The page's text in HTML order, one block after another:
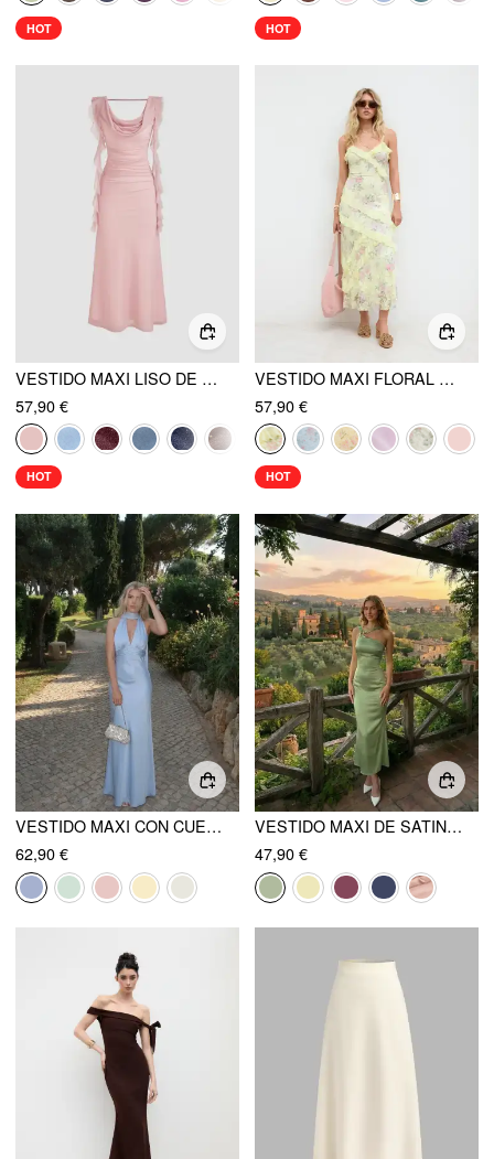
HOT HOT
VESTIDO MAXI LISO DE CUELLO DRAPEADO CON VOLANTE Y FRUNCIDO
57,90 €
HOT
VESTIDO MAXI FLORAL CON ENCAJE Y VOLANTES
57,90 €
HOT
VESTIDO MAXI CON CUELLO HALTER Y ESCOTE EN V
62,90 €
VESTIDO MAXI DE SATIN SIN ESPALDA CON HEBILLA Y LAZO
47,90 €